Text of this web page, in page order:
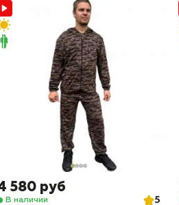
580 руб
В наличии 5